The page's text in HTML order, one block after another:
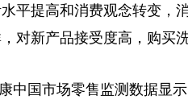
提高和消费观念转变，消
对新产品接受度高，购买
国市场零售监测数据显示